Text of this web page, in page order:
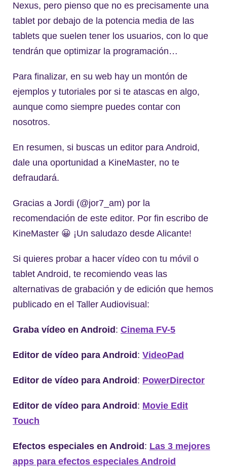
Nexus, pero pienso que no es precisamente una
tablet por debajo de la potencia media de las
tablets que suelen tener los usuarios, con lo que
tendrán que optimizar la programación…
Para finalizar, en su web hay un montón de
ejemplos y tutoriales por si te atascas en algo,
aunque como siempre puedes contar con
nosotros.
En resumen, si buscas un editor para Android,
dale una oportunidad a KineMaster, no te
defraudará.
Gracias a Jordi (@jor7_am) por la
recomendación de este editor. Por fin escribo de
KineMaster 😀 ¡Un saludazo desde Alicante!
Si quieres probar a hacer vídeo con tu móvil o
tablet Android, te recomiendo veas las
alternativas de grabación y de edición que hemos
publicado en el Taller Audiovisual:
Graba vídeo en Android : Cinema FV-5
Editor de vídeo para Android : VideoPad
Editor de vídeo para Android : PowerDirector
Editor de vídeo para Android : Movie Edit
Touch
Efectos especiales en Android : Las 3 mejores
apps para efectos especiales Android